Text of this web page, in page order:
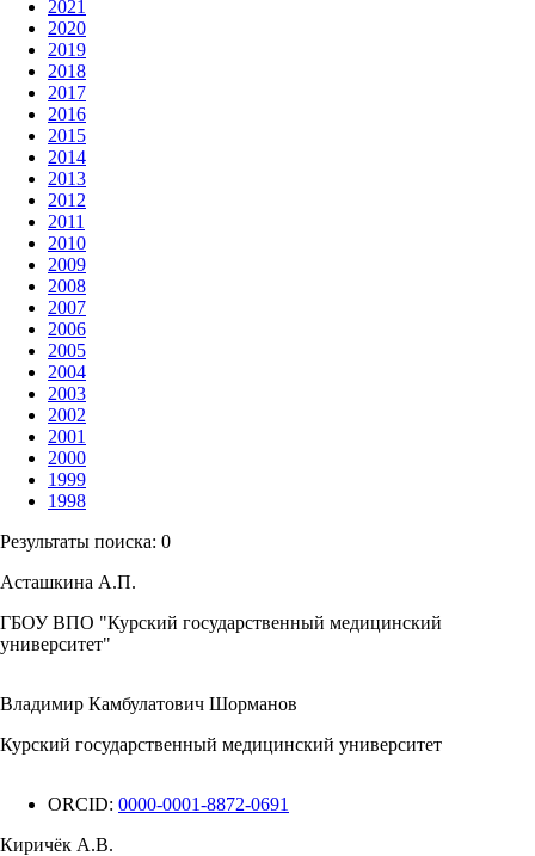
2021
2020
2019
2018
2017
2016
2015
2014
2013
2012
2011
2010
2009
2008
2007
2006
2005
2004
2003
2002
2001
2000
1999
1998
Результаты поиска: 0
Асташкина А.П.
ГБОУ ВПО "Курский государственный медицинский
университет"
Владимир Камбулатович Шорманов
Курский государственный медицинский университет
ORCID: 0000-0001-8872-0691
Киричёк А.В.